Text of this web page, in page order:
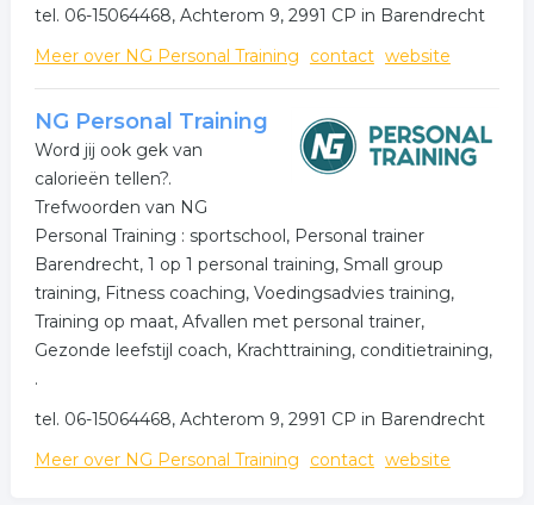
tel. 06-15064468, Achterom 9, 2991 CP in Barendrecht
Meer over NG Personal Training
contact website
NG Personal Training
Word jij ook gek van
calorieën tellen?.
Trefwoorden van NG
Personal Training : sportschool, Personal trainer
Barendrecht, 1 op 1 personal training, Small group
training, Fitness coaching, Voedingsadvies training,
Training op maat, Afvallen met personal trainer,
Gezonde leefstijl coach, Krachttraining, conditietraining,
.
tel. 06-15064468, Achterom 9, 2991 CP in Barendrecht
Meer over NG Personal Training
contact website